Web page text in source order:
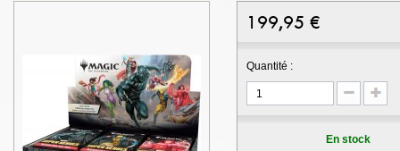
199,95 €
Quantité :
En stock